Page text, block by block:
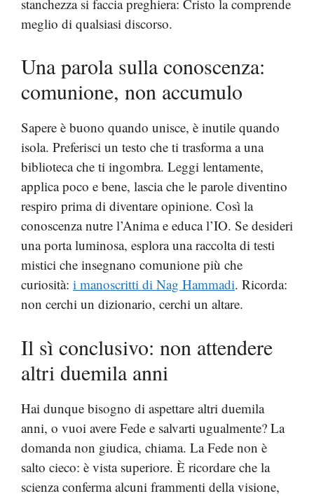
stanchezza si faccia preghiera: Cristo la comprende
meglio di qualsiasi discorso.
Una parola sulla conoscenza:
comunione, non accumulo
Sapere è buono quando unisce, è inutile quando
isola. Preferisci un testo che ti trasforma a una
biblioteca che ti ingombra. Leggi lentamente,
applica poco e bene, lascia che le parole diventino
respiro prima di diventare opinione. Così la
conoscenza nutre l’Anima e educa l’IO. Se desideri
una porta luminosa, esplora una raccolta di testi
mistici che insegnano comunione più che
curiosità: i manoscritti di Nag Hammadi. Ricorda:
non cerchi un dizionario, cerchi un altare.
Il sì conclusivo: non attendere
altri duemila anni
Hai dunque bisogno di aspettare altri duemila
anni, o vuoi avere Fede e salvarti ugualmente? La
domanda non giudica, chiama. La Fede non è
salto cieco: è vista superiore. È ricordare che la
scienza conferma alcuni frammenti della visione,